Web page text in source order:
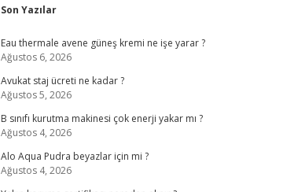
Sidebar
Son Yazılar
Eau thermale avene güneş kremi ne işe yarar ?
Ağustos 6, 2026
Avukat staj ücreti ne kadar ?
Ağustos 5, 2026
B sınıfı kurutma makinesi çok enerji yakar mı ?
Ağustos 4, 2026
Alo Aqua Pudra beyazlar için mi ?
Ağustos 4, 2026